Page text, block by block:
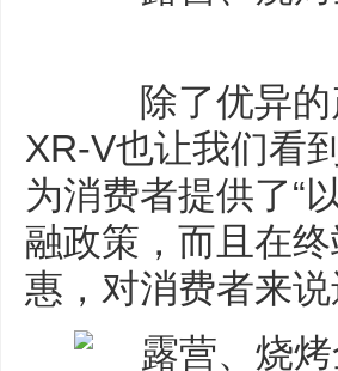
除了优异的
XR-V也让我们看
为消费者提供了“
融政策，而且在
惠，对消费者来